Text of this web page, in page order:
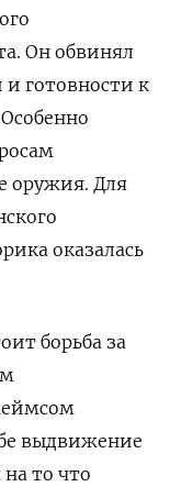
Он обвинял
и готовности к
оружия. Для
оказалась
борьба за
выдвижение
то что